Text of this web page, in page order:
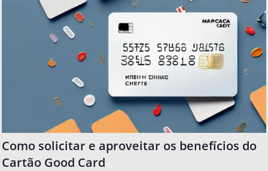
Como solicitar e aproveitar os benefícios do
Cartão Good Card